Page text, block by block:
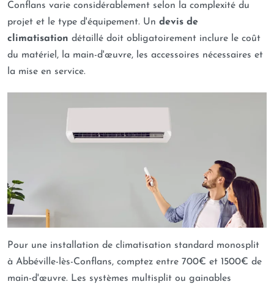
Conflans varie considérablement selon la complexité du
projet et le type d'équipement. Un devis de
climatisation détaillé doit obligatoirement inclure le coût
du matériel, la main-d'œuvre, les accessoires nécessaires et
la mise en service.
Pour une installation de climatisation standard monosplit
à Abbéville-lès-Conflans, comptez entre 700€ et 1500€ de
main-d'œuvre. Les systèmes multisplit ou gainables